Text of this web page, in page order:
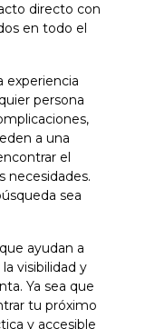
directo con
en todo el
experiencia
persona
a una
el
necesidades.
sea
ayudan a
visibilidad y
Ya sea que
tu próximo
y accesible